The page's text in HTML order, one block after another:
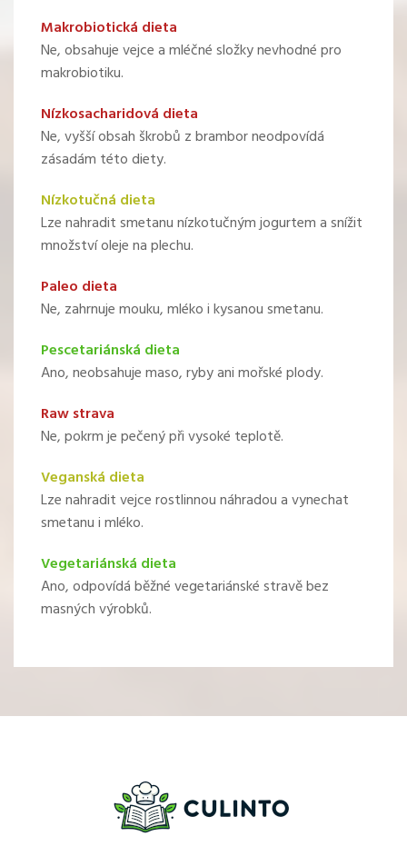
Makrobiotická dieta
Ne, obsahuje vejce a mléčné složky nevhodné pro
makrobiotiku.
Nízkosacharidová dieta
Ne, vyšší obsah škrobů z brambor neodpovídá
zásadám této diety.
Nízkotučná dieta
Lze nahradit smetanu nízkotučným jogurtem a snížit
množství oleje na plechu.
Paleo dieta
Ne, zahrnuje mouku, mléko i kysanou smetanu.
Pescetariánská dieta
Ano, neobsahuje maso, ryby ani mořské plody.
Raw strava
Ne, pokrm je pečený při vysoké teplotě.
Veganská dieta
Lze nahradit vejce rostlinnou náhradou a vynechat
smetanu i mléko.
Vegetariánská dieta
Ano, odpovídá běžné vegetariánské stravě bez
masných výrobků.